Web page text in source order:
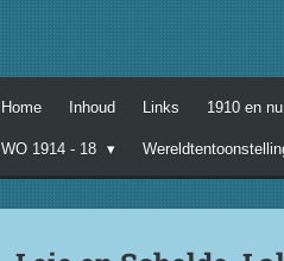
Home Inhoud Links 1910 en nu
WO 1914 - 18